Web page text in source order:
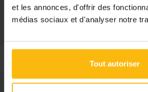
et les annonces, d'offrir des
médias sociaux et d'analyser notre
Tout autoriser
je terecht bijOnderwijskiezerof
van alle opleidingen.